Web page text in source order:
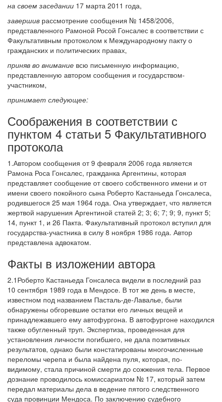
на своем заседании 17 марта 2011 года,
завершив рассмотрение сообщения № 1458/2006,
представленного Рамоной Росой Гонсалес в соответствии с
Факультативным протоколом к Международному пакту о
гражданских и политических правах,
приняв во внимание всю письменную информацию,
представленную автором сообщения и государством-
участником,
принимает следующее:
Соображения в соответствии с
пунктом 4 статьи 5 Факультативного
протокола
1.Автором сообщения от 9 февраля 2006 года является
Рамона Роса Гонсалес, гражданка Аргентины, которая
представляет сообщение от своего собственного имени и от
имени своего покойного сына Роберто Кастаньеда Гонсалеса,
родившегося 25 мая 1964 года. Она утверждает, что является
жертвой нарушения Аргентиной статей 2; 3; 6; 7; 9; 9, пункт 5;
14, пункт 1, и 26 Пакта. Факультативный протокол вступил для
государства-участника в силу 8 ноября 1986 года. Автор
представлена адвокатом.
Факты в изложении автора
2.1Роберто Кастаньеда Гонсалеса видели в последний раз
10 сентября 1989 года в Мендосе. В тот же день в месте,
известном под названием Пасталь-де-Лавалье, были
обнаружены обгоревшие остатки его личных вещей и
принадлежавшего ему автофургона. В автофургоне находился
также обугленный труп. Экспертиза, проведенная для
установления личности погибшего, не дала позитивных
результатов, однако были констатированы многочисленные
переломы черепа и была найдена пуля, которая, по-
видимому, стала причиной смерти до сожжения тела. Первое
дознание проводилось комиссариатом № 17, который затем
передал материалы дела в ведение пятого следственного
суда провинции Мендоса. По заключению судебного